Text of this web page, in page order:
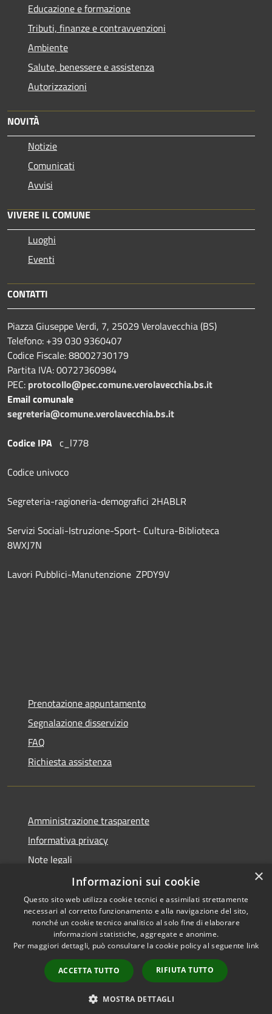
Educazione e formazione
Tributi, finanze e contravvenzioni
Ambiente
Salute, benessere e assistenza
Autorizzazioni
NOVITÀ
Notizie
Comunicati
Avvisi
VIVERE IL COMUNE
Luoghi
Eventi
CONTATTI
Piazza Giuseppe Verdi, 7, 25029 Verolavecchia (BS)
Telefono: +39 030 9360407
Codice Fiscale: 88002730179
Partita IVA: 00727360984
PEC: protocollo@pec.comune.verolavecchia.bs.it
Email comunale
segreteria@comune.verolavecchia.bs.it
Codice IPA c_l778
Codice univoco
Segreteria-ragioneria-demografici 2HABLR
Servizi Sociali-Istruzione-Sport- Cultura-Biblioteca
8WXJ7N
Lavori Pubblici-Manutenzione ZPDY9V
Prenotazione appuntamento
Segnalazione disservizio
FAQ
Richiesta assistenza
Amministrazione trasparente
Informativa privacy
Note legali
Dichiarazione di accessibilità
RSS
Accessibilità
Copyright © 2026 • Comune di
Verolavecchia • Powered by
Municipium•
Accesso
redazione
×
Informazioni sui cookie
Questo sito web utilizza cookie tecnici e assimilati strettamente
necessari al corretto funzionamento e alla navigazione del sito,
nonché un cookie tecnico analitico al solo fine di elaborare
informazioni statistiche, aggregate e anonime.
Per maggiori dettagli, può consultare la cookie policy al seguente link
ACCETTA TUTTO RIFIUTA TUTTO
MOSTRA DETTAGLI